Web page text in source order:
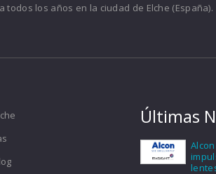
los años en la ciudad de Elche (España).
Últimas